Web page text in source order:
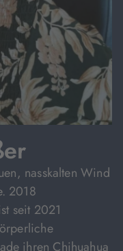
nasskalten Wind
2018
seit 2021
ihren Chihuahua